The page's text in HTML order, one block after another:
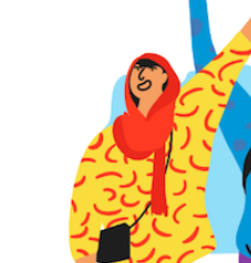
LETTRE D’ACTU DU 6 MARS 2020